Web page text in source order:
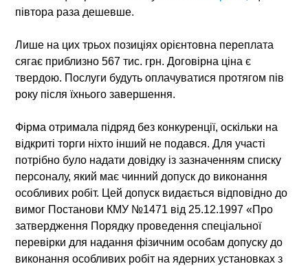
півтора раза дешевше.
Лише на цих трьох позиціях орієнтовна переплата
сягає приблизно 567 тис. грн. Договірна ціна є
твердою. Послуги будуть оплачуватися протягом пів
року після їхнього завершення.
Фірма отримала підряд без конкуренції, оскільки на
відкриті торги ніхто інший не подався. Для участі
потрібно було надати довідку із зазначенням списку
персоналу, який має чинний допуск до виконання
особливих робіт. Цей допуск видається відповідно до
вимог Постанови КМУ №1471 від 25.12.1997 «Про
затвердження Порядку проведення спеціальної
перевірки для надання фізичним особам допуску до
виконання особливих робіт на ядерних установках з